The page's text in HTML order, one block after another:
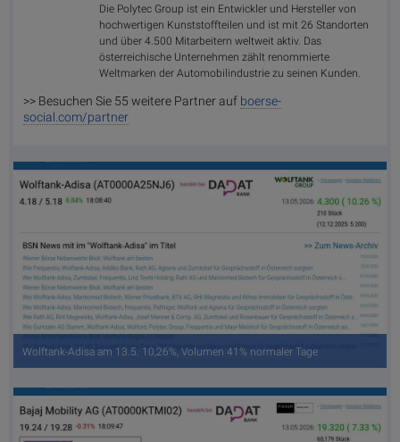
Die Polytec Group ist ein Entwickler und Hersteller von
hochwertigen Kunststoffteilen und ist mit 26 Standorten
und über 4.500 Mitarbeitern weltweit aktiv. Das
österreichische Unternehmen zählt renommierte
Weltmarken der Automobilindustrie zu seinen Kunden.
>> Besuchen Sie 55 weitere Partner auf boerse-
social.com/partner
Wolftank-Adisa am 13.5. 10,26%, Volumen 41% normaler Tage